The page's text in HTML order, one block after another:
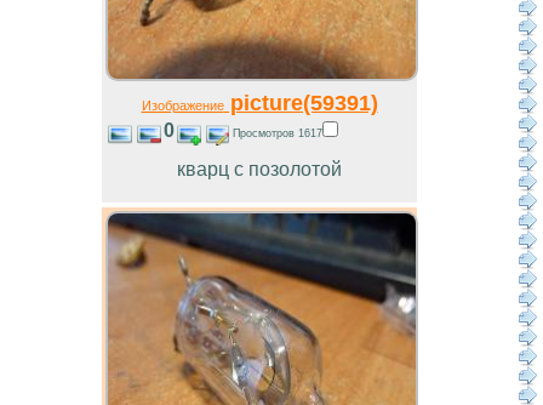
Изображениеpicture(59391)
0 Просмотров 1617
кварц с позолотой